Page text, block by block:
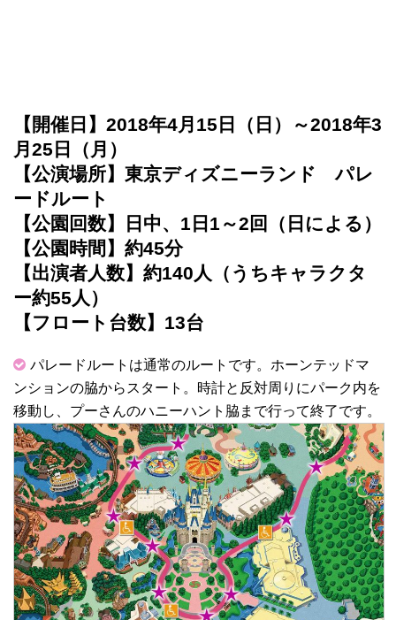
【開催日】2018年4月15日（日）～2018年3
月25日（月）
【公演場所】東京ディズニーランド パレ
ードルート
【公園回数】日中、1日1～2回（日による）
【公園時間】約45分
【出演者人数】約140人（うちキャラクタ
ー約55人）
【フロート台数】13台
パレードルートは通常のルートです。ホーンテッドマ
ンションの脇からスタート。時計と反対周りにパーク内を
移動し、プーさんのハニーハント脇まで行って終了です。